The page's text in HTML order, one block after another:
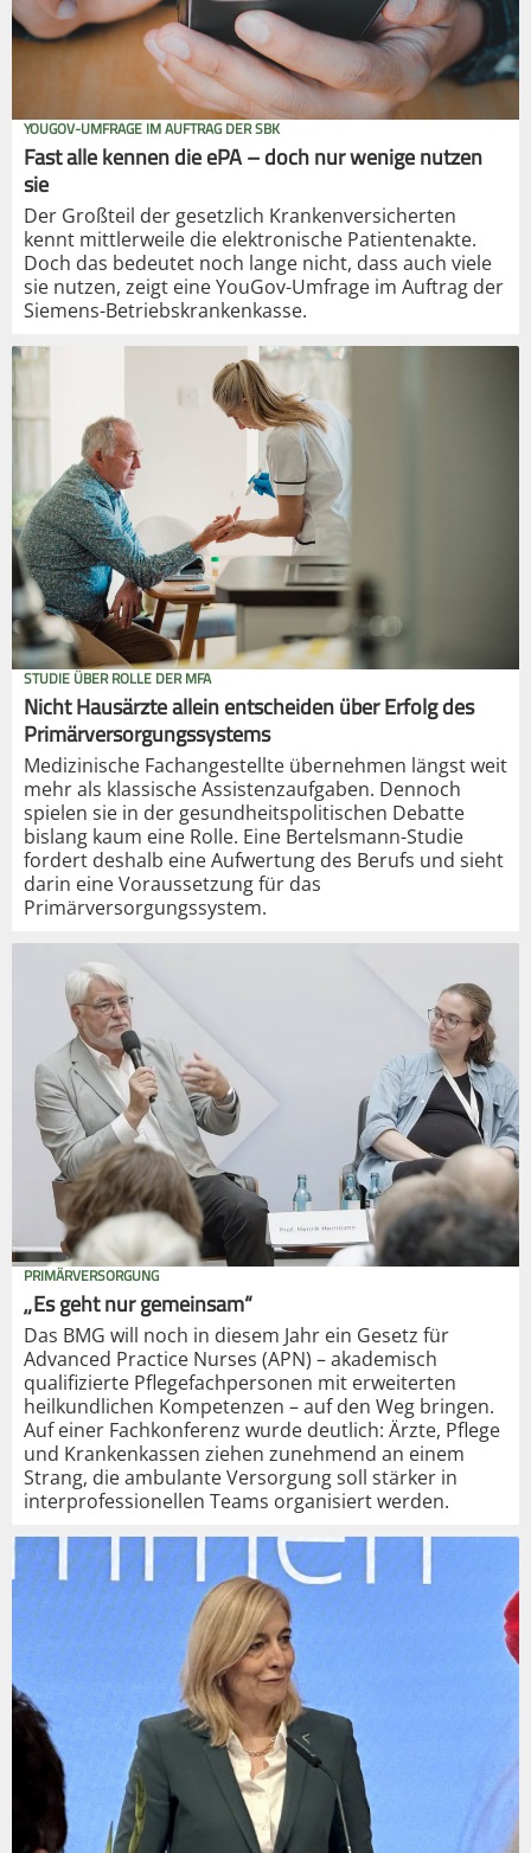
YOUGOV-UMFRAGE IM AUFTRAG DER SBK
Fast alle kennen die ePA – doch nur wenige nutzen
sie
Der Großteil der gesetzlich Krankenversicherten
kennt mittlerweile die elektronische Patientenakte.
Doch das bedeutet noch lange nicht, dass auch viele
sie nutzen, zeigt eine YouGov-Umfrage im Auftrag der
Siemens-Betriebskrankenkasse.
STUDIE ÜBER ROLLE DER MFA
Nicht Hausärzte allein entscheiden über Erfolg des
Primärversorgungssystems
Medizinische Fachangestellte übernehmen längst weit
mehr als klassische Assistenzaufgaben. Dennoch
spielen sie in der gesundheitspolitischen Debatte
bislang kaum eine Rolle. Eine Bertelsmann-Studie
fordert deshalb eine Aufwertung des Berufs und sieht
darin eine Voraussetzung für das
Primärversorgungssystem.
PRIMÄRVERSORGUNG
„Es geht nur gemeinsam“
Das BMG will noch in diesem Jahr ein Gesetz für
Advanced Practice Nurses (APN) – akademisch
qualifizierte Pflegefachpersonen mit erweiterten
heilkundlichen Kompetenzen – auf den Weg bringen.
Auf einer Fachkonferenz wurde deutlich: Ärzte, Pflege
und Krankenkassen ziehen zunehmend an einem
Strang, die ambulante Versorgung soll stärker in
interprofessionellen Teams organisiert werden.